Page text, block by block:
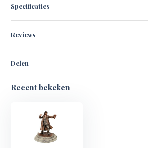
Specificaties
Reviews
Delen
Recent bekeken